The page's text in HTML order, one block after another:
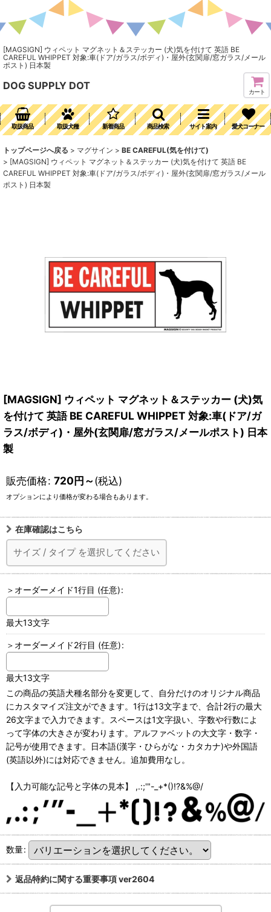
[MAGSIGN] ウィペット マグネット＆ステッカー (犬)気を付けて 英語 BE
CAREFUL WHIPPET 対象:車(ドア/ガラス/ボディ)・屋外(玄関扉/窓ガラス/メール
ポスト) 日本製
DOG SUPPLY DOT
カート
取扱商品 取扱犬種 新着商品 商品検索 サイト案内 愛犬コーナー
トップページへ戻る > マグサイン > BE CAREFUL(気を付けて)
> [MAGSIGN] ウィペット マグネット＆ステッカー (犬)気を付けて 英語 BE
CAREFUL WHIPPET 対象:車(ドア/ガラス/ボディ)・屋外(玄関扉/窓ガラス/メール
ポスト) 日本製
[MAGSIGN] ウィペット マグネット＆ステッカー (犬)気
を付けて 英語 BE CAREFUL WHIPPET 対象:車(ドア/ガ
ラス/ボディ)・屋外(玄関扉/窓ガラス/メールポスト) 日本
製
販売価格: 720円～(税込)
オプションにより価格が変わる場合もあります。
在庫確認はこちら
サイズ / タイプ を選択してください
＞オーダーメイド1行目 (任意):
最大13文字
＞オーダーメイド2行目 (任意):
最大13文字
この商品の英語犬種名部分を変更して、自分だけのオリジナル商品
にカスタマイズ注文ができます。1行は13文字まで、合計2行の最大
26文字まで入力できます。スペースは1文字扱い、字数や行数によ
って字体の大きさが変わります。アルファベットの大文字・数字・
記号が使用できます。日本語(漢字・ひらがな・カタカナ)や外国語
(英語以外)には対応できません。追加費用なし。
【入力可能な記号と字体の見本】 ,.:;'"-_+*()!?&%@/
数量:
返品特約に関する重要事項 ver2604